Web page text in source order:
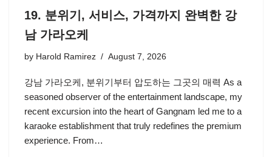
19. 분위기, 서비스, 가격까지 완벽한 강
남 가라오케
by Harold Ramirez August 7, 2026
강남 가라오케, 분위기부터 압도하는 그곳의 매력 As a
seasoned observer of the entertainment landscape, my
recent excursion into the heart of Gangnam led me to a
karaoke establishment that truly redefines the premium
experience. From…